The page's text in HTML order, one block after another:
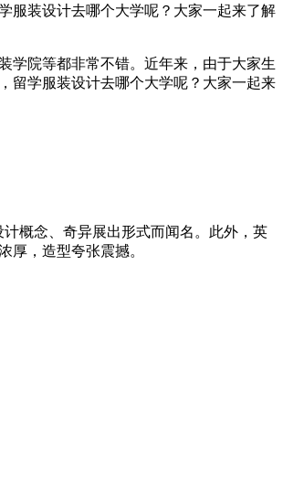
服装设计去哪个大学呢？大家一起来了解
院等都非常不错。近年来，由于大家生
留学服装设计去哪个大学呢？大家一起来
概念、奇异展出形式而闻名。此外，英
厚，造型夸张震撼。